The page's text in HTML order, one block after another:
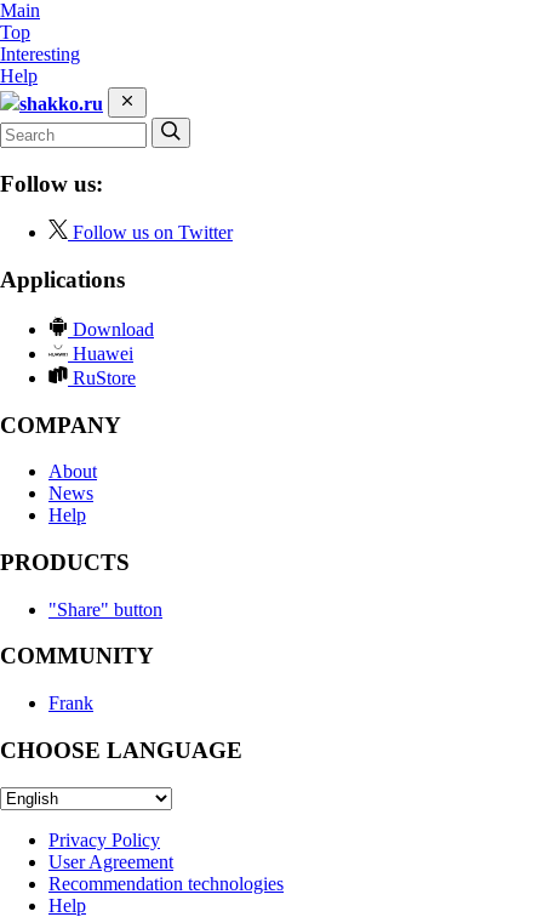
Main
Top
Interesting
Help
shakko.ru
Follow us:
Follow us on Twitter
Applications
Download
Huawei
RuStore
COMPANY
About
News
Help
PRODUCTS
"Share" button
COMMUNITY
Frank
CHOOSE LANGUAGE
Privacy Policy
User Agreement
Recommendation technologies
Help